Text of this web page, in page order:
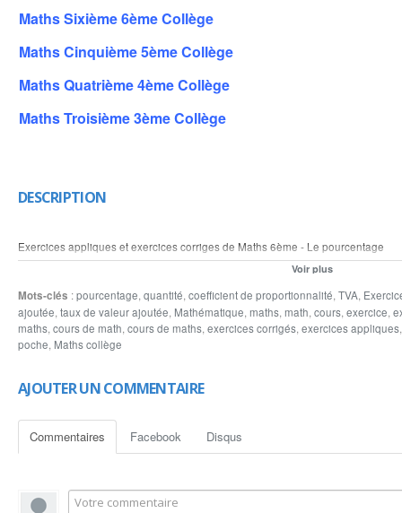
Maths Sixième 6ème Collège
Maths Cinquième 5ème Collège
Maths Quatrième 4ème Collège
Maths Troisième 3ème Collège
DESCRIPTION
Exercices appliques et exercices corriges de Maths 6ème - Le pourcentage
Calculer et compléter le tableau suivant Prix initial en €
www.lemathematique.com
www.lesmathematique.com
www.arriyadiyat.com
Voir plus
Mots-clés :pourcentage, quantité, coefficient de proportionnalité, TVA,
ajoutée, taux de valeur ajoutée, Mathématique, maths, math, cours, exercice,
maths, cours de math, cours de maths, exercices corrigés, exercices appliques
poche, Maths collège
AJOUTER UN COMMENTAIRE
Commentaires Facebook Disqus